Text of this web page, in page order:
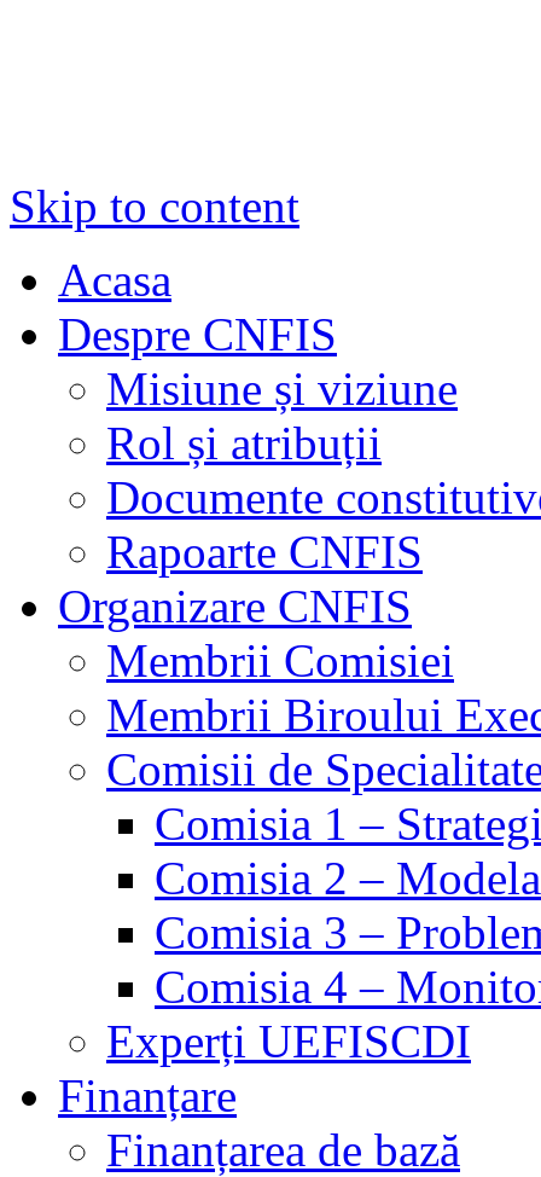
Skip to content
Acasa
Despre CNFIS
Misiune și viziune
Rol și atribuții
Documente
Rapoarte CNFIS
Organizare CNFIS
Membrii Comisiei
Membrii Biroului
Comisii de
Comisia 1 –
Comisia 2 –
Comisia 3 –
Comisia 4 –
Experți UEFISCDI
Finanțare
Finanțarea de bază